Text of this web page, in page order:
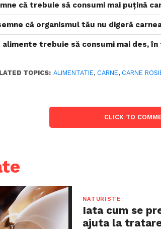
că trebuie să consumi mai puțină
că organismul tău nu digeră
alimente trebuie să consumi mai des,
TOPICS: ALIMENTATIE, CARNE, CARNE
CLICK TO
NATURISTE
Iata cum se
ajuta la